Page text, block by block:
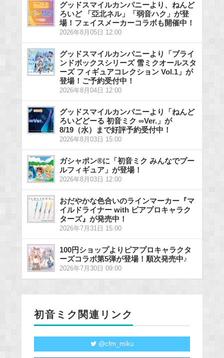
グッドスマイルカンパニーより、ねんど
ろいど 「亞北ネル」「弱音ハク」が登
場！フェイスメーカーコラボも開催中！
2026年8月05日 12:00
グッドスマイルカンパニーより「ブライ
ンドボックスシリーズ 雪ミクオールスタ
ーズ フィギュアコレクション Vol.1」が
登場！ご予約受付中！
2026年8月04日 12:00
グッドスマイルカンパニーより「ねんど
ろいどどーる 初音ミク ∞Ver.」が
8/19（水）まで好評予約受付中！
2026年8月03日 15:00
ガシャポン®に「初音ミク みんなでプー
ルフィギュア」が登場！
2026年8月03日 12:00
おだやかな色合いのラインマーカー『マ
イルドライナー with ピアプロキャラク
ターズ』が発売中！
2026年7月31日 15:00
100円ショップよりピアプロキャラクタ
ーズコラボ第5弾が登場！順次発売中♪
2026年7月30日 09:00
初音ミク関連リンク
@cfm_miku